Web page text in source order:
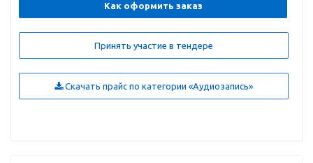
Как оформить заказ
Принять участие в тендере
Скачать прайс по категории «Аудиозапись»